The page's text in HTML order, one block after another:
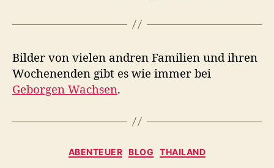
Bilder von vielen andren Familien und ihren
Wochenenden gibt es wie immer bei
Geborgen Wachsen.
Kategorien
ABENTEUER BLOG THAILAND